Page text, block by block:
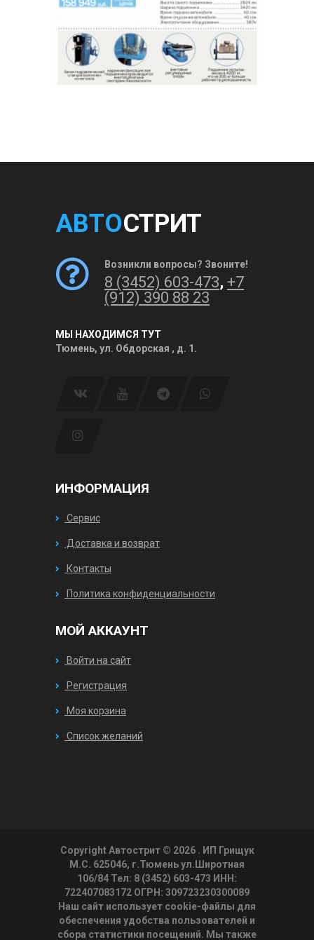
АВТОСТРИТ
Возникли вопросы? Звоните!
8 (3452) 603-473, +7
(912) 390 88 23
МЫ НАХОДИМСЯ ТУТ
Тюмень, ул. Обдорская , д. 1.
ИНФОРМАЦИЯ
Сервис
Доставка и возврат
Контакты
Политика конфиденциальности
МОЙ АККАУНТ
Войти на сайт
Регистрация
Моя корзина
Список желаний
Copyright Автострит © 2026 . ИП Грищук
М.С. 625046, г.Тюмень ул.Широтная
106/84 Тел: 8 (3452) 603-473 ИНН:
722407083172 ОГРН: 309723230300089
Наш сайт использует cookie-файлы для
обеспечения удобства пользователей и
сбора статистики посещений. Мы также